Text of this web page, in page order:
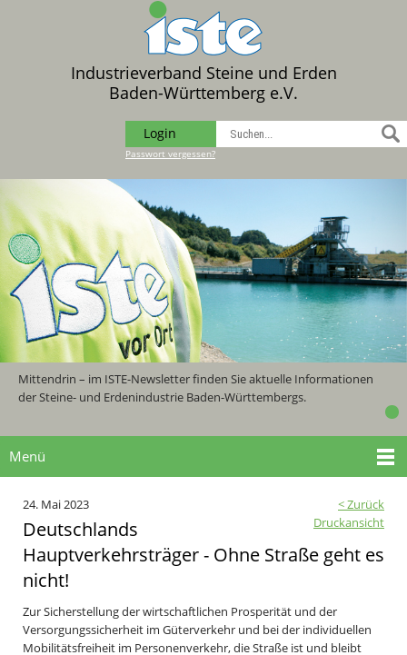
Industrieverband Steine und Erden
Baden-Württemberg e.V.
Login
Passwort vergessen?
Mittendrin – im ISTE-Newsletter finden Sie aktuelle Informationen
der Steine- und Erdenindustrie Baden-Württembergs.
Menü
< Zurück
Druckansicht
24. Mai 2023
Deutschlands
Hauptverkehrsträger - Ohne Straße geht es
nicht!
Zur Sicherstellung der wirtschaftlichen Prosperität und der
Versorgungssicherheit im Güterverkehr und bei der individuellen
Mobilitätsfreiheit im Personenverkehr, die Straße ist und bleibt